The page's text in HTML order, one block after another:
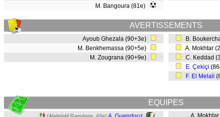
M. Bangoura (81e)
AVERTISSEMENTS
Ayoub Ghezala (90+3e)
M. Benkhemassa (90+5e)
M. Zougrana (90+9e)
B.
A. Mokhtar
C. Keddad
E. Çekiçi
F. El Melali
EQUIPES
A. Mokhtar